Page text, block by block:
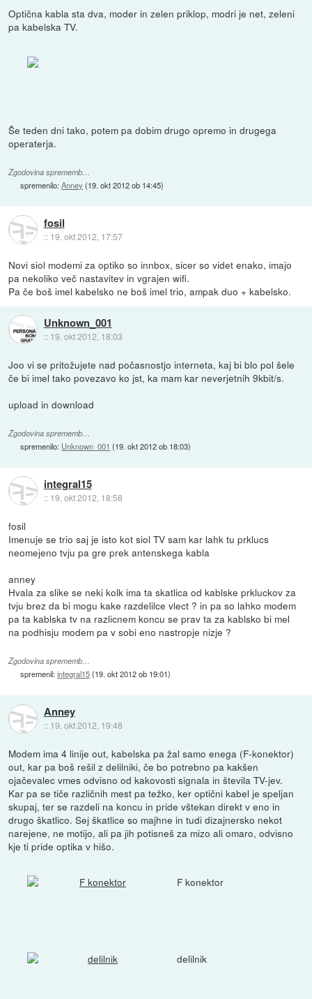
Optična kabla sta dva, moder in zelen priklop, modri je net, zeleni
pa kabelska TV.
Še teden dni tako, potem pa dobim drugo opremo in drugega
operaterja.
Zgodovina sprememb…
spremenilo:Anney (19. okt 2012 ob 14:45)
fosil
:: 19. okt 2012, 17:57
Novi siol modemi za optiko so innbox, sicer so videt enako, imajo
pa nekoliko več nastavitev in vgrajen wifi.
Pa če boš imel kabelsko ne boš imel trio, ampak duo + kabelsko.
Unknown_001
:: 19. okt 2012, 18:03
Joo vi se pritožujete nad počasnostjo interneta, kaj bi blo pol šele
če bi imel tako povezavo ko jst, ka mam kar neverjetnih 9kbit/s.
upload in download
Zgodovina sprememb…
spremenilo: Unknown_001 (19. okt 2012 ob 18:03)
integral15
:: 19. okt 2012, 18:58
fosil
Imenuje se trio saj je isto kot siol TV sam kar lahk tu prklucs
neomejeno tvju pa gre prek antenskega kabla
anney
Hvala za slike se neki kolk ima ta skatlica od kablske prkluckov za
tvju brez da bi mogu kake razdelilce vlect ? in pa so lahko modem
pa ta kablska tv na razlicnem koncu se prav ta za kablsko bi mel
na podhisju modem pa v sobi eno nastropje nizje ?
Zgodovina sprememb…
spremenil:integral15(19. okt 2012 ob 19:01)
Anney
:: 19. okt 2012, 19:48
Modem ima 4 linije out, kabelska pa žal samo enega (F-konektor)
out, kar pa boš rešil z delilniki, če bo potrebno pa kakšen
ojačevalec vmes odvisno od kakovosti signala in števila TV-jev.
Kar pa se tiče različnih mest pa težko, ker optični kabel je speljan
skupaj, ter se razdeli na koncu in pride vštekan direkt v eno in
drugo škatlico. Sej škatlice so majhne in tudi dizajnersko nekot
narejene, ne motijo, ali pa jih potisneš za mizo ali omaro, odvisno
kje ti pride optika v hišo.
F konektor
delilnik